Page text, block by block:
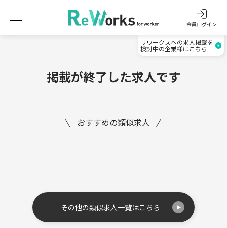
会員ログイン
リワークスへの求人掲載を
検討中の企業様はこちら
掲載が終了した求人です
おすすめの類似求人
その他の類似求人一覧はこちら